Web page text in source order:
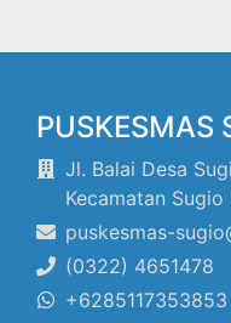
PUSKESMAS
Jl. Balai Desa
Kecamatan
puskesmas-
(0322) 4651478
+6285117353853